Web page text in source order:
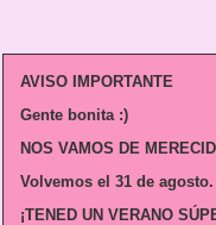
AVISO IMPORTANTE
Gente bonita :)
NOS VAMOS DE
Volvemos el 31 de agosto.
¡TENED UN VERANO